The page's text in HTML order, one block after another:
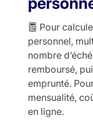
Pour
personnel,
nombre
remboursé,
emprunté.
mensualité,
en ligne.